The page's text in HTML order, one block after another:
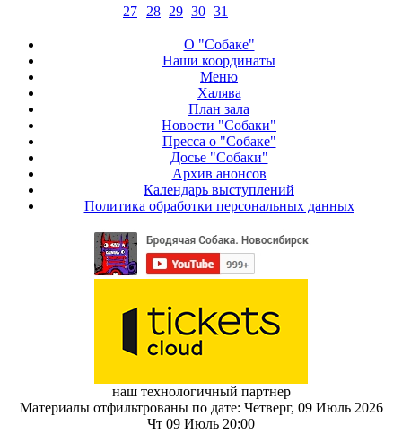
27
28 29 30 31
О "Собаке"
Наши координаты
Меню
Халява
План зала
Новости "Собаки"
Пресса о "Собаке"
Досье "Собаки"
Архив анонсов
Календарь выступлений
Политика обработки персональных данных
наш технологичный партнер
Материалы отфильтрованы по дате: Четверг, 09 Июль 2026
Чт 09 Июль 20:00